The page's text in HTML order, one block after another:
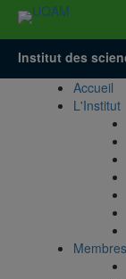
Accéder
la
recherche
Accéder
menu
pricipal
Accéder
la
zone
centrale
Institut des
Accueil
L'Institut
Membres